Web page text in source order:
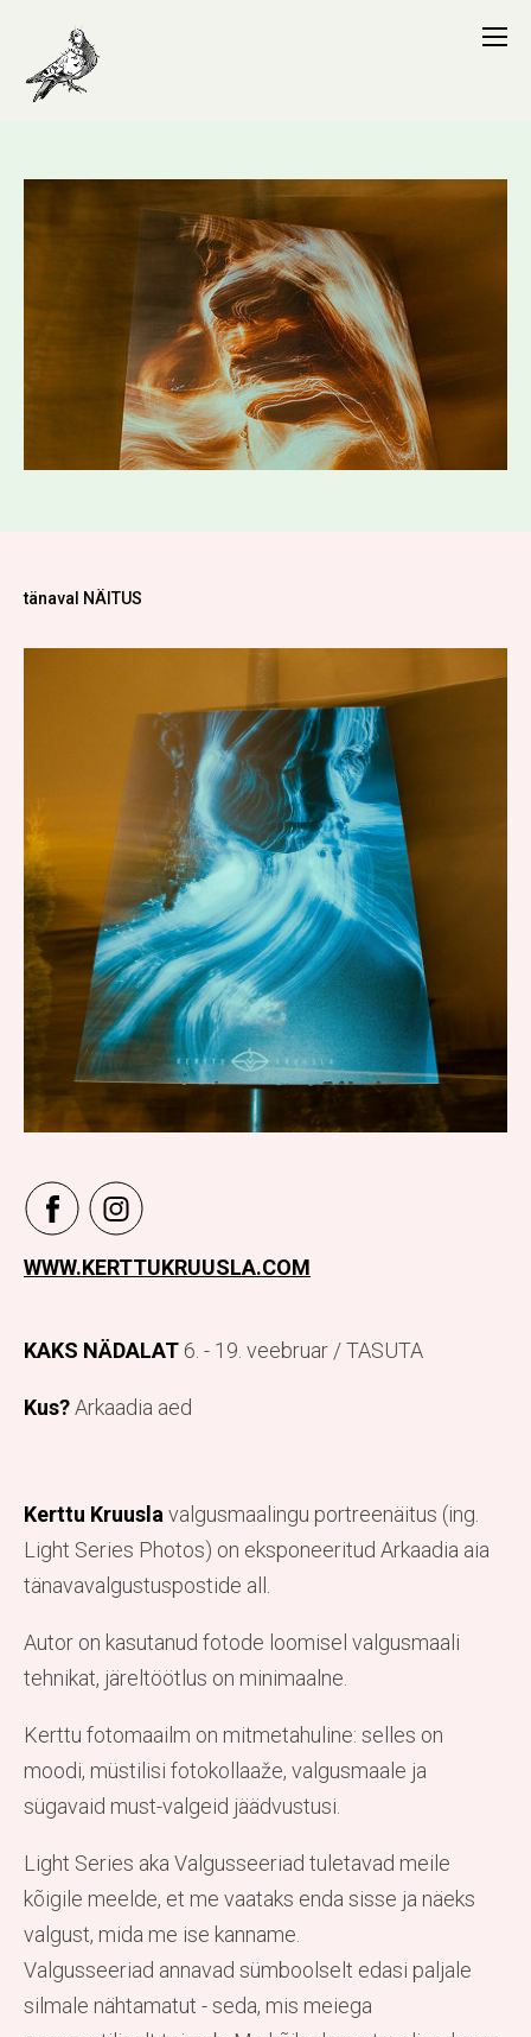
tänaval NÄITUS
WWW.KERTTUKRUUSLA.COM
KAKS NÄDALAT 6. - 19. veebruar / TASUTA
Kus?Arkaadia aed
Kerttu Kruusla valgusmaalingu portreenäitus (ing.
Light Series Photos) on eksponeeritud Arkaadia aia
tänavavalgustuspostide all.
Autor on kasutanud fotode loomisel valgusmaali
tehnikat, järeltöötlus on minimaalne.
Kerttu fotomaailm on mitmetahuline: selles on
moodi, müstilisi fotokollaaže, valgusmaale ja
sügavaid must-valgeid jäädvustusi.
Light Series aka Valgusseeriad tuletavad meile
kõigile meelde, et me vaataks enda sisse ja näeks
valgust, mida me ise kanname.
Valgusseeriad annavad sümboolselt edasi paljale
silmale nähtamatut - seda, mis meiega